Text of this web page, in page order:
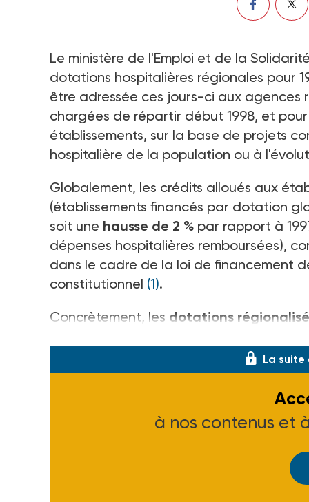
Le ministère de l'Emploi et de la
dotations hospitalières régionales pour
être adressée ces jours-ci aux agences
chargées de répartir début 1998, et
établissements, sur la base de projets
hospitalière de la population ou à
Globalement, les crédits alloués aux
(établissements financés par dotation
soit une hausse de 2 % par rapport à
dépenses hospitalières remboursées),
dans le cadre de la loi de financement
constitutionnel (1).
Concrètement, les dotations
La suite
à nos contenus et